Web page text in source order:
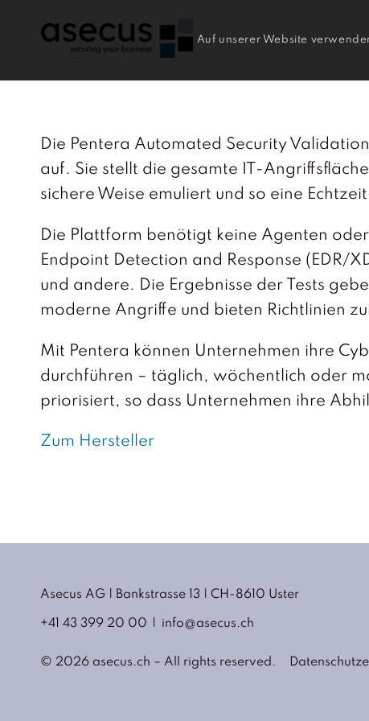
Die Pentera Automated Security
auf. Sie stellt die gesamte IT-
sichere Weise emuliert und so eine
Die Plattform benötigt keine Agenten
Endpoint Detection and Response (EDR/
und andere. Die Ergebnisse der Tests
moderne Angriffe und bieten Richtlinien
Mit Pentera können Unternehmen ihre
durchführen – täglich, wöchentlich oder
priorisiert, so dass Unternehmen ihre
Zum Hersteller
Asecus AG Bankstrasse 13 CH-8610 Uster
+41 43 399 20 00 info@asecus.ch
© 2026 asecus.ch – All rights reserved.
Auf unserer Website